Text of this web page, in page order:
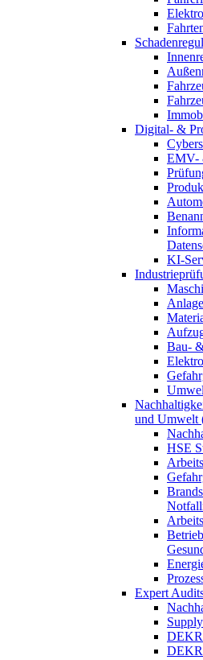
Digital- &
EMV-
KI-
Bau-
und Umwelt
HSE
Expert